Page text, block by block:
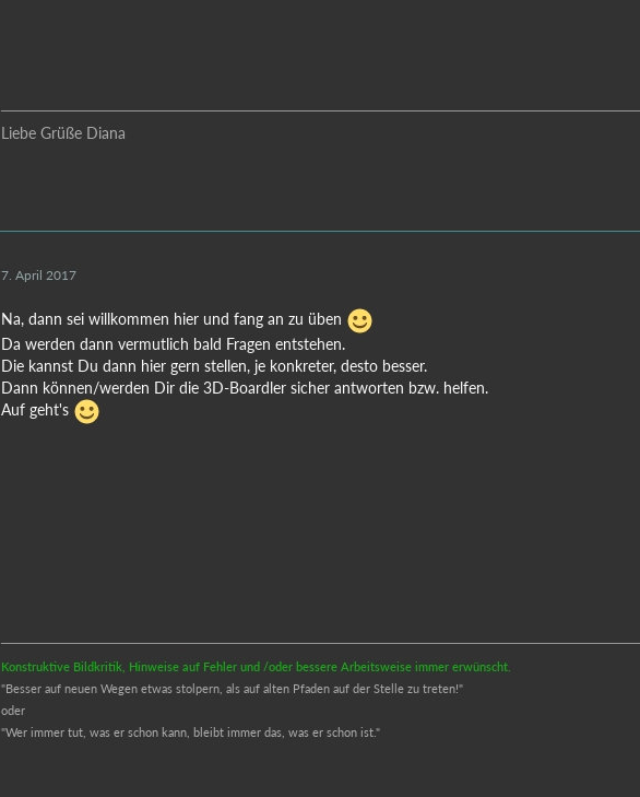
Liebe Grüße Diana
7. April 2017
Na, dann sei willkommen hier und fang an zu üben
Da werden dann vermutlich bald Fragen entstehen.
Die kannst Du dann hier gern stellen, je konkreter, desto besser.
Dann können/werden Dir die 3D-Boardler sicher antworten bzw. helfen.
Auf geht's
Konstruktive Bildkritik, Hinweise auf Fehler und /oder bessere Arbeitsweise immer erwünscht.
"Besser auf neuen Wegen etwas stolpern, als auf alten Pfaden auf der Stelle zu treten!"
oder
"Wer immer tut, was er schon kann, bleibt immer das, was er schon ist."